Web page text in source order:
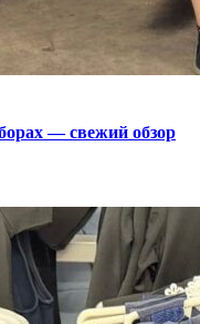
— свежий обзор